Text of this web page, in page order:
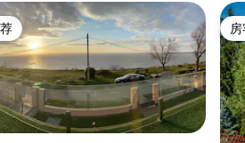
房